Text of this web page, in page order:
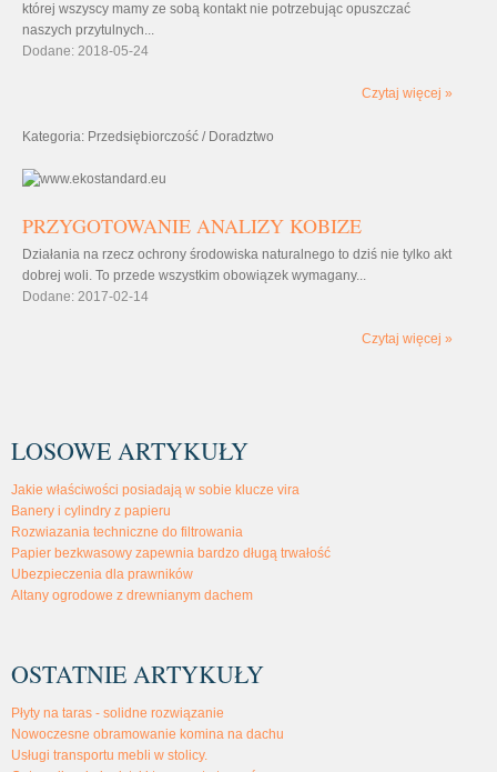
której wszyscy mamy ze sobą kontakt nie potrzebując opuszczać
naszych przytulnych...
Dodane: 2018-05-24
Czytaj więcej »
Kategoria: Przedsiębiorczość / Doradztwo
PRZYGOTOWANIE ANALIZY KOBIZE
Działania na rzecz ochrony środowiska naturalnego to dziś nie tylko akt
dobrej woli. To przede wszystkim obowiązek wymagany...
Dodane: 2017-02-14
Czytaj więcej »
LOSOWE ARTYKUŁY
Jakie właściwości posiadają w sobie klucze vira
Banery i cylindry z papieru
Rozwiazania techniczne do filtrowania
Papier bezkwasowy zapewnia bardzo długą trwałość
Ubezpieczenia dla prawników
Altany ogrodowe z drewnianym dachem
OSTATNIE ARTYKUŁY
Płyty na taras - solidne rozwiązanie
Nowoczesne obramowanie komina na dachu
Usługi transportu mebli w stolicy.